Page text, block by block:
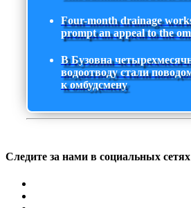
Four-month drainage
prompt an appeal to the
В Бузовна
водоотводу стали
к омбудсмену
Следите за нами в социальных сетях